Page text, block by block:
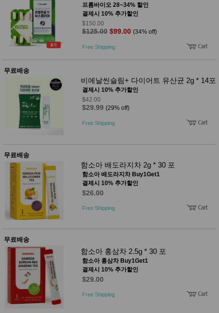
프롬바이오 28~34% 할인
결제시 10% 추가할인
$150.00
$125.00 $99.00 (34% off)
Free Shipping
무료배송
비에날씬슬림+ 다이어트 유산균 2g * 14포
결제시 10% 추가할인
$42.00
$29.99 (29% off)
Free Shipping
무료배송
함소아 배도라지차 2g * 30 포
함소아 배도라지차 Buy1Get1
결제시 10% 추가할인
$26.00
Free Shipping
무료배송
함소아 홍삼차 2.5g * 30 포
함소아 홍삼차 Buy1Get1
결제시 10% 추가할인
$29.00
Free Shipping